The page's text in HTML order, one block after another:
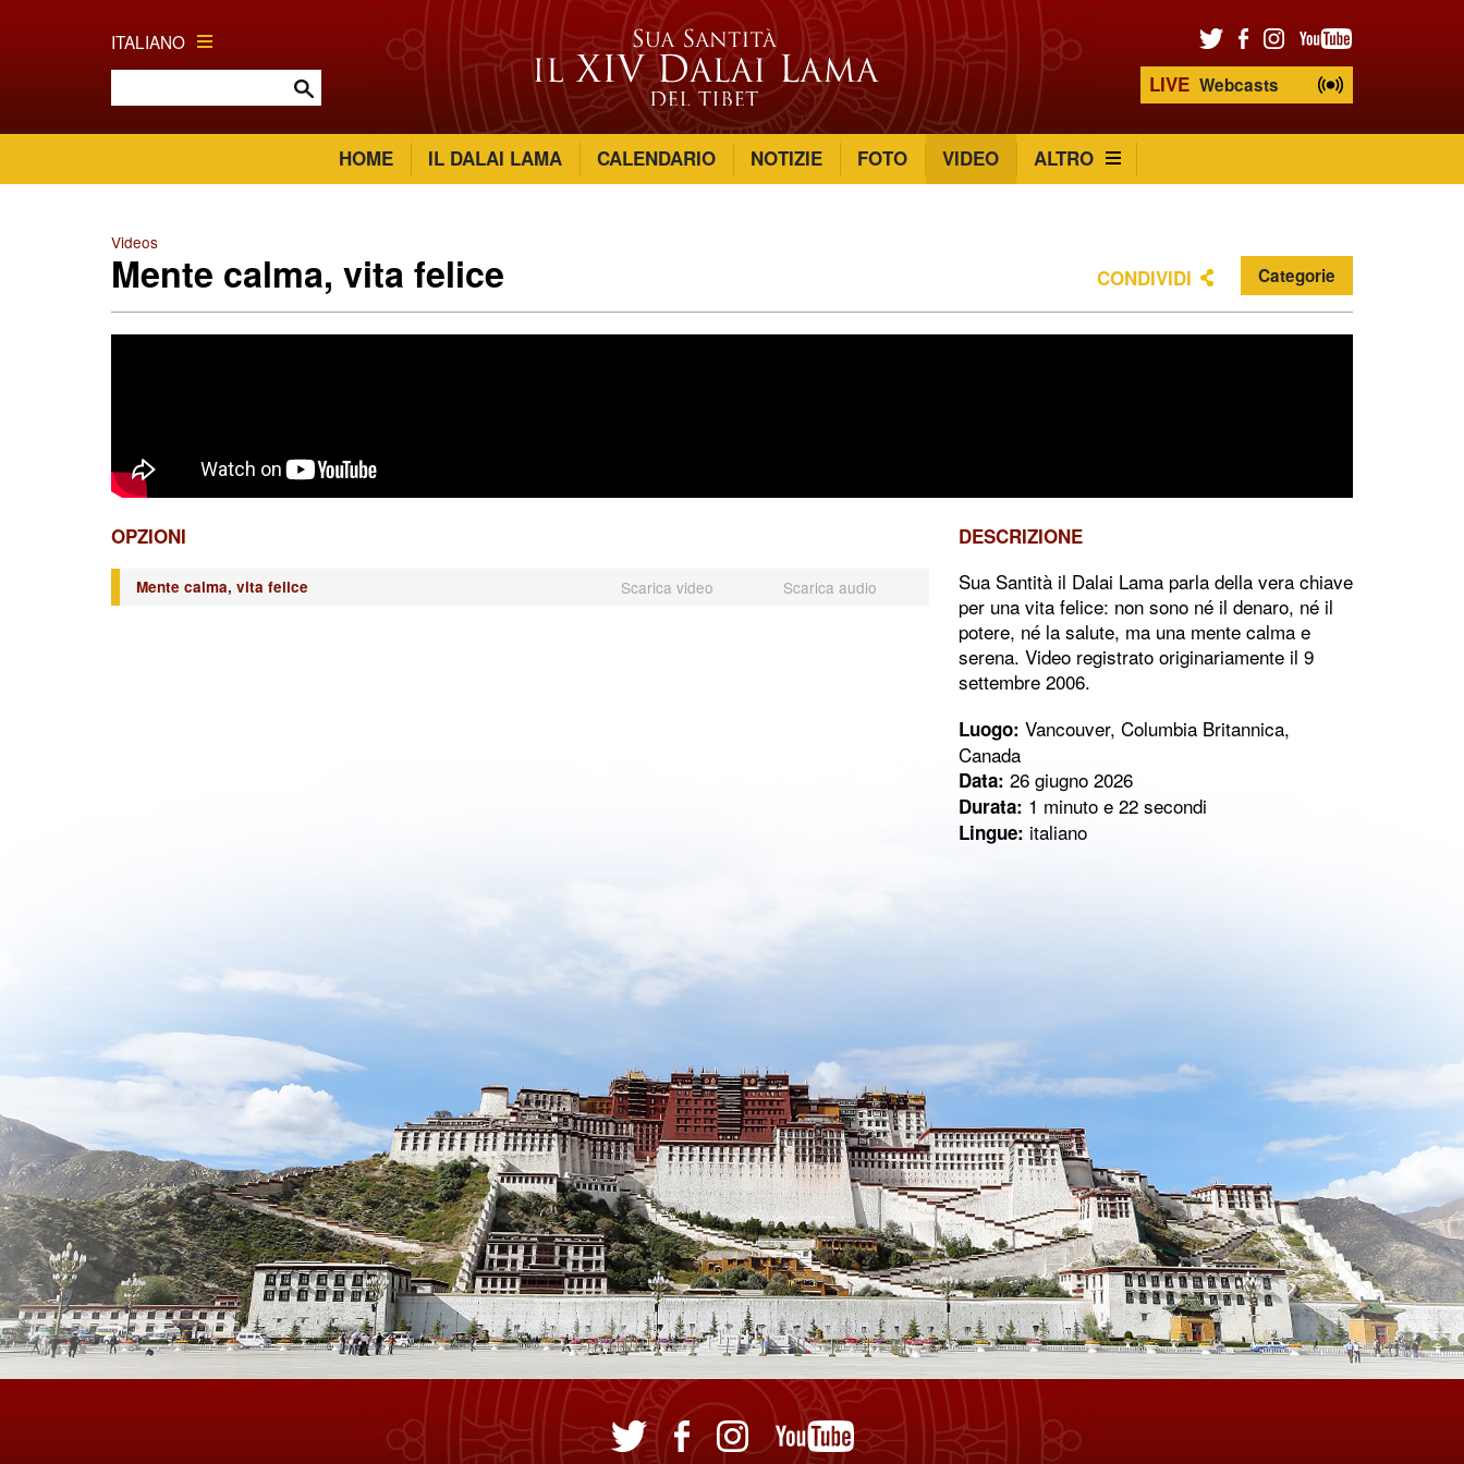
ITALIANO
LIVE Webcasts
HOME IL DALAI LAMA CALENDARIO NOTIZIE FOTO VIDEO ALTRO
Videos
Mente calma, vita felice CONDIVIDI Categorie
OPZIONI
Mente calma, vita felice Scarica video Scarica audio
DESCRIZIONE
Sua Santità il Dalai Lama parla della vera chiave
per una vita felice: non sono né il denaro, né il
potere, né la salute, ma una mente calma e
serena. Video registrato originariamente il 9
settembre 2006.
Luogo: Vancouver, Columbia Britannica,
Canada
Data: 26 giugno 2026
Durata: 1 minuto e 22 secondi
Lingue: italiano